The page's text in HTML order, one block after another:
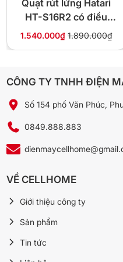
Vật liệu cao cấp
Quạt rút lửng Hatari
HT-S16R2 có điều
khiển từ xa nhập Thái
1.540.000₫ 1.890.000₫
CÔNG TY TNHH ĐIỆN
Số 154 phố Văn Phúc,
0849.888.883
VỀ CELLHOME
Giới thiệu công ty
Sản phẩm
Tin tức